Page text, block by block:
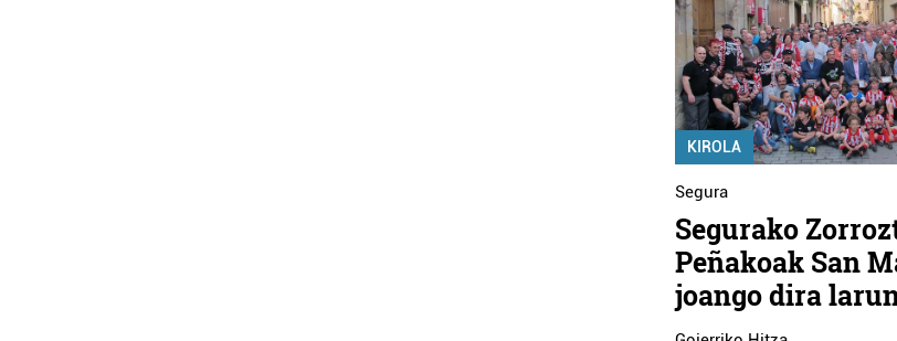
KIROLA
Segura
Segurako
Peñakoak San
joango dira